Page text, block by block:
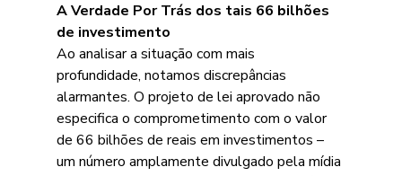
A Verdade Por Trás dos tais 66 bilhões
de investimento
Ao analisar a situação com mais
profundidade, notamos discrepâncias
alarmantes. O projeto de lei aprovado não
especifica o comprometimento com o valor
de 66 bilhões de reais em investimentos –
um número amplamente divulgado pela mídia